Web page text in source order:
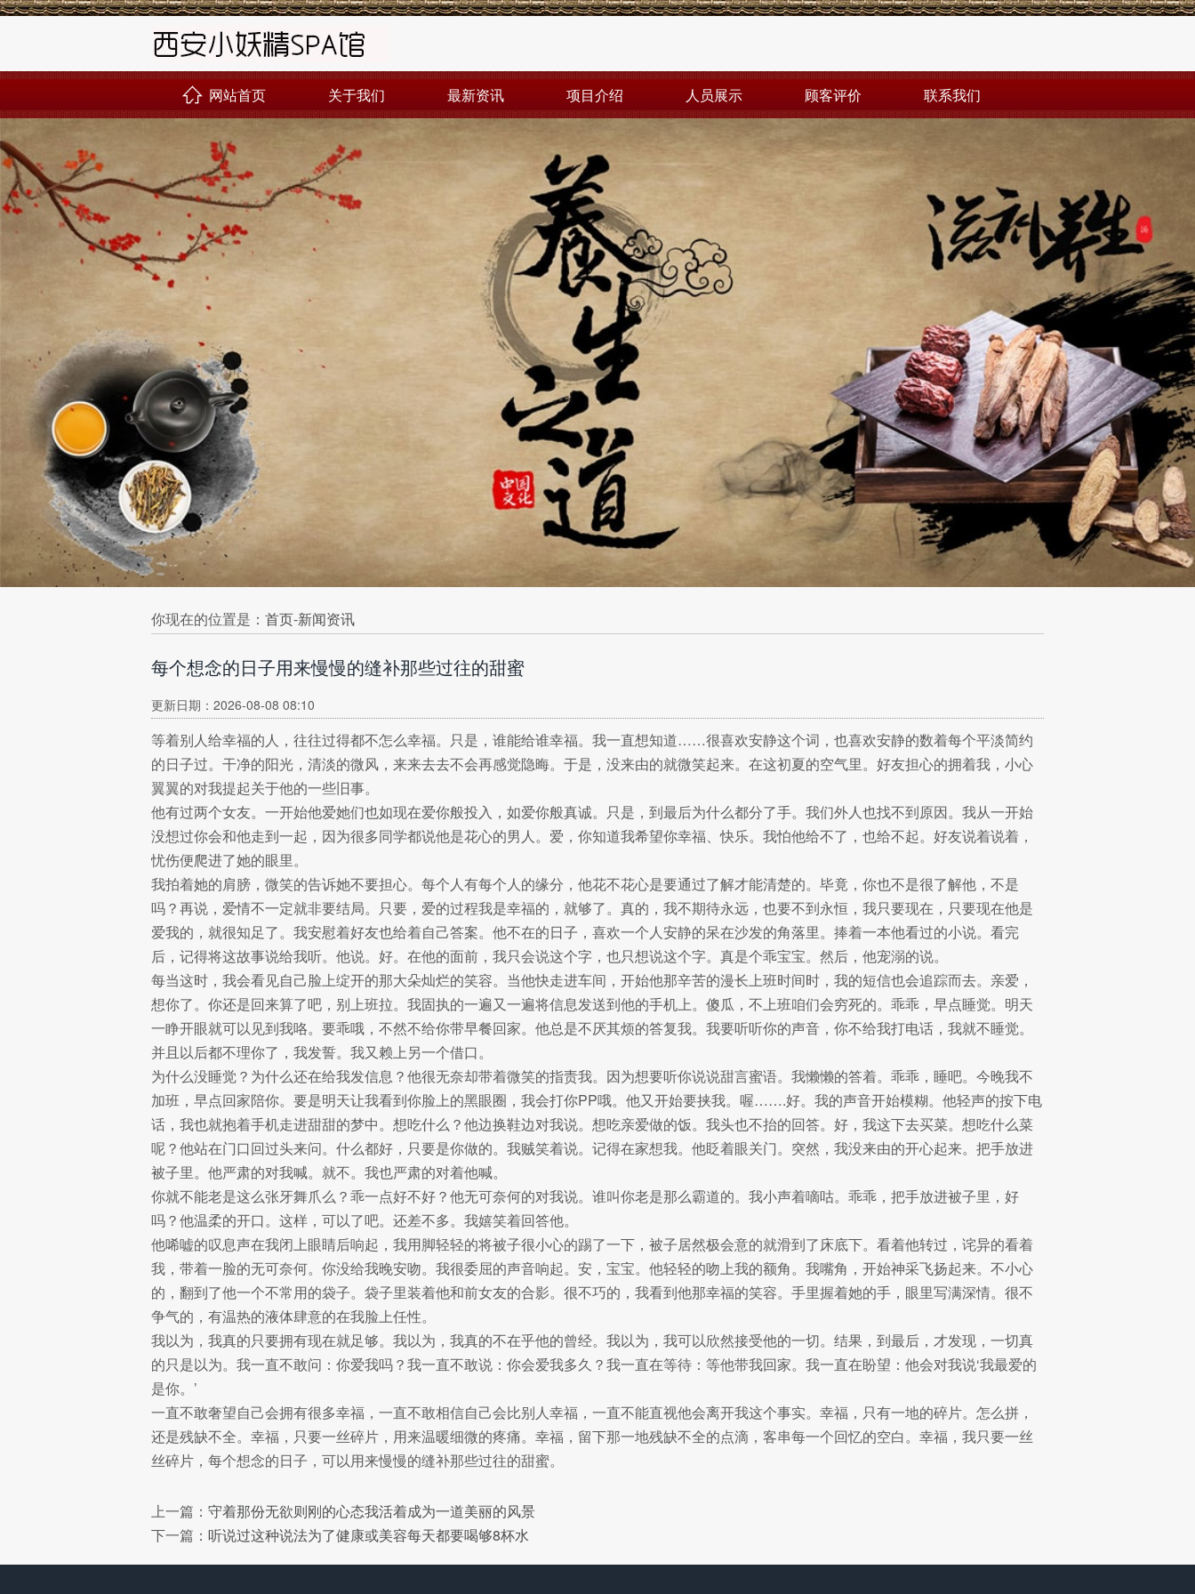
󰊝 网站首页 关于我们 最新资讯 项目介绍 人员展示 顾客评价 联系我们
你现在的位置是： 首页-新闻资讯
每个想念的日子用来慢慢的缝补那些过往的甜蜜
更新日期：2026-08-08 08:10
等着别人给幸福的人，往往过得都不怎么幸福。只是，谁能给谁幸福。我一直想知道……很喜欢安静这个词，也喜欢安静的数着每个平淡简约
的日子过。干净的阳光，清淡的微风，来来去去不会再感觉隐晦。于是，没来由的就微笑起来。在这初夏的空气里。好友担心的拥着我，小心
翼翼的对我提起关于他的一些旧事。
他有过两个女友。一开始他爱她们也如现在爱你般投入，如爱你般真诚。只是，到最后为什么都分了手。我们外人也找不到原因。我从一开始
没想过你会和他走到一起，因为很多同学都说他是花心的男人。爱，你知道我希望你幸福、快乐。我怕他给不了，也给不起。好友说着说着，
忧伤便爬进了她的眼里。
我拍着她的肩膀，微笑的告诉她不要担心。每个人有每个人的缘分，他花不花心是要通过了解才能清楚的。毕竟，你也不是很了解他，不是
吗？再说，爱情不一定就非要结局。只要，爱的过程我是幸福的，就够了。真的，我不期待永远，也要不到永恒，我只要现在，只要现在他是
爱我的，就很知足了。我安慰着好友也给着自己答案。他不在的日子，喜欢一个人安静的呆在沙发的角落里。捧着一本他看过的小说。看完
后，记得将这故事说给我听。他说。好。在他的面前，我只会说这个字，也只想说这个字。真是个乖宝宝。然后，他宠溺的说。
每当这时，我会看见自己脸上绽开的那大朵灿烂的笑容。当他快走进车间，开始他那辛苦的漫长上班时间时，我的短信也会追踪而去。亲爱，
想你了。你还是回来算了吧，别上班拉。我固执的一遍又一遍将信息发送到他的手机上。傻瓜，不上班咱们会穷死的。乖乖，早点睡觉。明天
一睁开眼就可以见到我咯。要乖哦，不然不给你带早餐回家。他总是不厌其烦的答复我。我要听听你的声音，你不给我打电话，我就不睡觉。
并且以后都不理你了，我发誓。我又赖上另一个借口。
为什么没睡觉？为什么还在给我发信息？他很无奈却带着微笑的指责我。因为想要听你说说甜言蜜语。我懒懒的答着。乖乖，睡吧。今晚我不
加班，早点回家陪你。要是明天让我看到你脸上的黑眼圈，我会打你PP哦。他又开始要挟我。喔…….好。我的声音开始模糊。他轻声的按下电
话，我也就抱着手机走进甜甜的梦中。想吃什么？他边换鞋边对我说。想吃亲爱做的饭。我头也不抬的回答。好，我这下去买菜。想吃什么菜
呢？他站在门口回过头来问。什么都好，只要是你做的。我贼笑着说。记得在家想我。他眨着眼关门。突然，我没来由的开心起来。把手放进
被子里。他严肃的对我喊。就不。我也严肃的对着他喊。
你就不能老是这么张牙舞爪么？乖一点好不好？他无可奈何的对我说。谁叫你老是那么霸道的。我小声着嘀咕。乖乖，把手放进被子里，好
吗？他温柔的开口。这样，可以了吧。还差不多。我嬉笑着回答他。
他唏嘘的叹息声在我闭上眼睛后响起，我用脚轻轻的将被子很小心的踢了一下，被子居然极会意的就滑到了床底下。看着他转过，诧异的看着
我，带着一脸的无可奈何。你没给我晚安吻。我很委屈的声音响起。安，宝宝。他轻轻的吻上我的额角。我嘴角，开始神采飞扬起来。不小心
的，翻到了他一个不常用的袋子。袋子里装着他和前女友的合影。很不巧的，我看到他那幸福的笑容。手里握着她的手，眼里写满深情。很不
争气的，有温热的液体肆意的在我脸上任性。
我以为，我真的只要拥有现在就足够。我以为，我真的不在乎他的曾经。我以为，我可以欣然接受他的一切。结果，到最后，才发现，一切真
的只是以为。我一直不敢问：你爱我吗？我一直不敢说：你会爱我多久？我一直在等待：等他带我回家。我一直在盼望：他会对我说‘我最爱的
是你。’
一直不敢奢望自己会拥有很多幸福，一直不敢相信自己会比别人幸福，一直不能直视他会离开我这个事实。幸福，只有一地的碎片。怎么拼，
还是残缺不全。幸福，只要一丝碎片，用来温暖细微的疼痛。幸福，留下那一地残缺不全的点滴，客串每一个回忆的空白。幸福，我只要一丝
丝碎片，每个想念的日子，可以用来慢慢的缝补那些过往的甜蜜。
上一篇： 守着那份无欲则刚的心态我活着成为一道美丽的风景
下一篇： 听说过这种说法为了健康或美容每天都要喝够8杯水